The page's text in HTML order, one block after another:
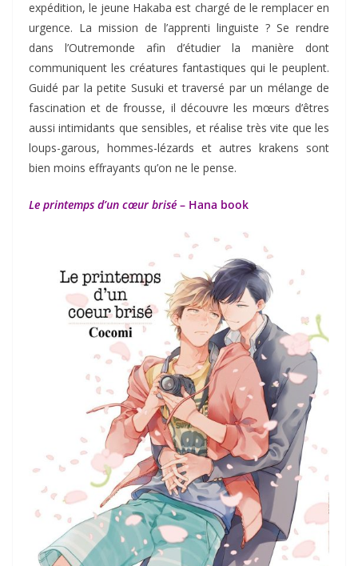
expédition, le jeune Hakaba est chargé de le remplacer en
urgence. La mission de l’apprenti linguiste ? Se rendre
dans l’Outremonde afin d’étudier la manière dont
communiquent les créatures fantastiques qui le peuplent.
Guidé par la petite Susuki et traversé par un mélange de
fascination et de frousse, il découvre les mœurs d’êtres
aussi intimidants que sensibles, et réalise très vite que les
loups-garous, hommes-lézards et autres krakens sont
bien moins effrayants qu’on ne le pense.
Le printemps d’un cœur brisé – Hana book